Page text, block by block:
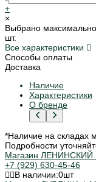
+
×
Выбрано
шт.
Все характеристики
Способы оплаты
Доставка
Наличие
Характеристики
О бренде
*Наличие на складах
Подробности
Магазин ЛЕНИНСКИЙ
+7 (929) 630-45-46
В наличии:0шт